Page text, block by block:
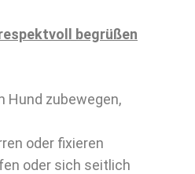
begrüßen
Hund zubewegen,
oder fixieren
oder sich seitlich